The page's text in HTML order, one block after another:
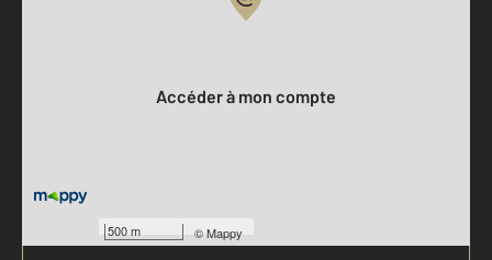
500 m ©Mappy
Accéder à mon compte